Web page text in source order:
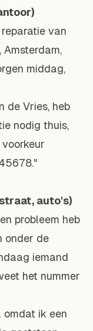
reparatie van
middag,
de Vries, heb
nodig thuis,
auto's)
probleem heb
onder de
iemand
het nummer
omdat ik een